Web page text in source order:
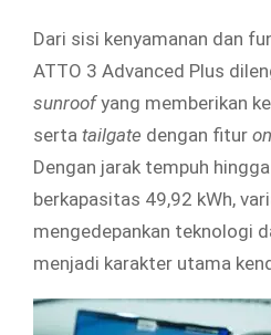
Dari sisi kenyamanan dan
ATTO 3 Advanced Plus
sunroofyang memberikan
serta tailgate dengan fitur
Dengan jarak tempuh
berkapasitas 49,92 kWh,
mengedepankan teknologi
menjadi karakter utama